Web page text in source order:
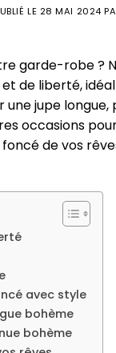
LE 28 MAI 2024
garde-robe ?
de liberté,
jupe
occasions
de vos
avec style
bohème
bohème